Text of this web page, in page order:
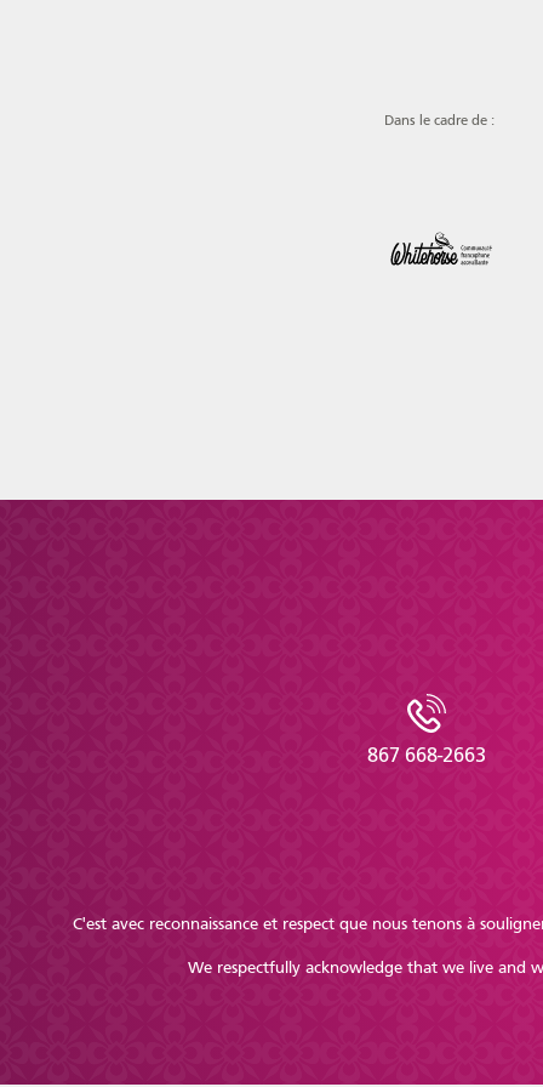
Dans le cadre de :
867 668-2663
C'est avec reconnaissance et respect que nous tenons à
We respectfully acknowledge that we live and